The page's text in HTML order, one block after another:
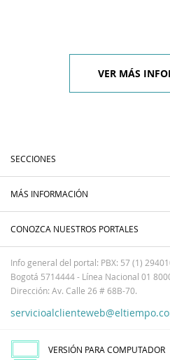
VER MÁS
SECCIONES
MÁS INFORMACIÓN
CONOZCA NUESTROS PORTALES
Info general del portal: PBX: 57 (1)
Bogotá 5714444 - Línea Nacional 01
Dirección: Av. Calle 26 # 68B-70.
VERSIÓN PARA COMPUTADOR